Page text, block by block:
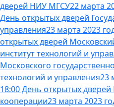
дверей НИУ МГСУ22 марта
День открытых дверей
управления23 марта 2023
открытых дверей
институт технологий и
Московского
технологий и управления23
18:00 День открытых дверей
кооперации23 марта 2023